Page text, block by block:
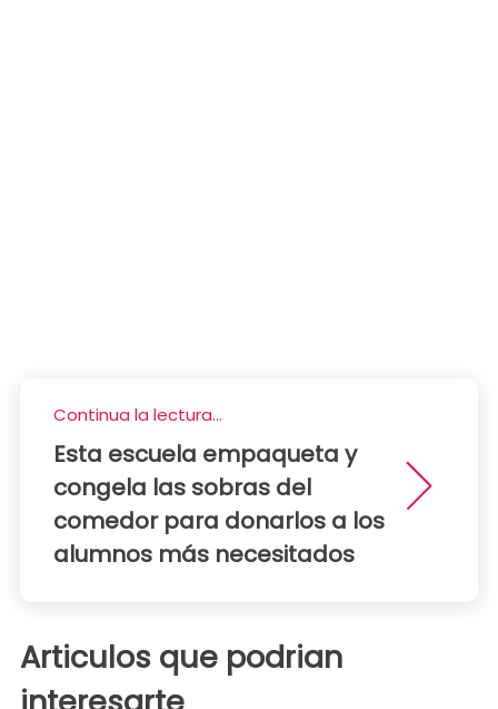
Continua la lectura...
Esta escuela empaqueta y
congela las sobras del
comedor para donarlos a los
alumnos más necesitados
Articulos que podrian